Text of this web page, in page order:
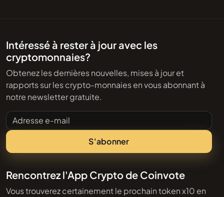
Intéressé à rester à jour avec les
cryptomonnaies?
Obtenez les dernières nouvelles, mises à jour et
rapports sur les crypto-monnaies en vous abonnant à
notre newsletter gratuite.
Adresse e-mail
S'abonner
Rencontrez l'App Crypto de Coinvote
Vous trouverez certainement le prochain token x10 en